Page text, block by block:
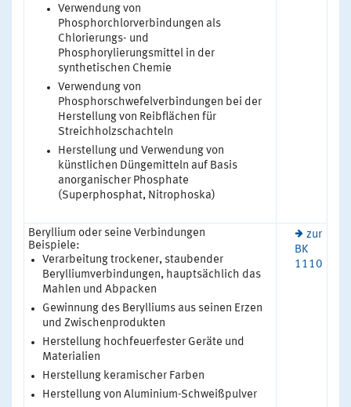
Verwendung von
Phosphorchlorverbindungen als
Chlorierungs- und
Phosphorylierungsmittel in der
synthetischen Chemie
Verwendung von
Phosphorschwefelverbindungen bei der
Herstellung von Reibflächen für
Streichholzschachteln
Herstellung und Verwendung von
künstlichen Düngemitteln auf Basis
anorganischer Phosphate
(Superphosphat, Nitrophoska)
Beryllium oder seine Verbindungen
Beispiele:
Verarbeitung trockener, staubender
Berylliumverbindungen, hauptsächlich das
Mahlen und Abpacken
Gewinnung des Berylliums aus seinen Erzen
und Zwischenprodukten
Herstellung hochfeuerfester Geräte und
Materialien
Herstellung keramischer Farben
Herstellung von Aluminium-Schweißpulver
zur
BK
1110